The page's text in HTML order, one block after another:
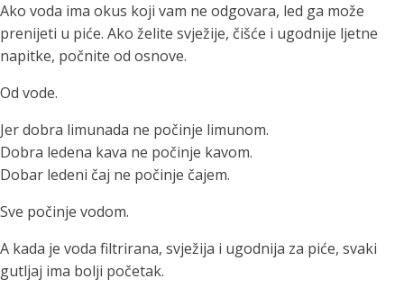
Ako voda ima okus koji vam ne odgovara, led ga može
prenijeti u piće. Ako želite svježije, čišće i ugodnije ljetne
napitke, počnite od osnove.
Od vode.
Jer dobra limunada ne počinje limunom.
Dobra ledena kava ne počinje kavom.
Dobar ledeni čaj ne počinje čajem.
Sve počinje vodom.
A kada je voda filtrirana, svježija i ugodnija za piće, svaki
gutljaj ima bolji početak.